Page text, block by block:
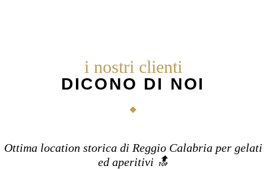
i nostri clienti
DICONO DI NOI
Ottima location storica di Reggio Calabria per gelati
ed aperitivi 🔝